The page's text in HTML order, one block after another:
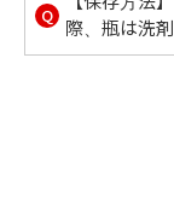
Q
際、瓶は洗